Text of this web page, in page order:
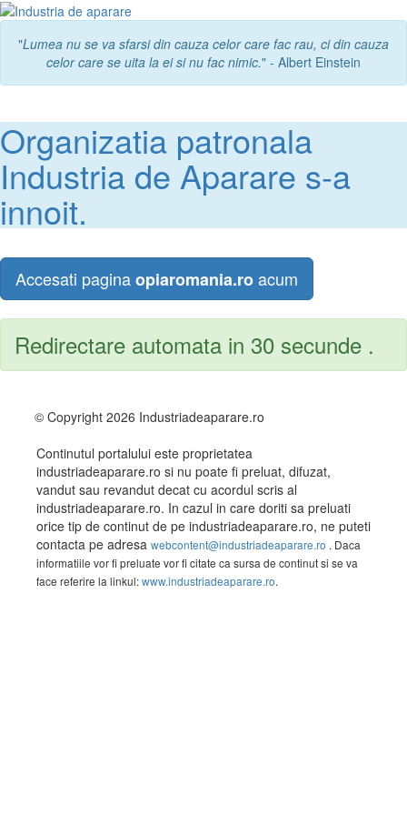
"Lumea nu se va sfarsi din cauza celor care fac rau, ci din cauza
celor care se uita la ei si nu fac nimic." - Albert Einstein
Organizatia patronala
Industria de Aparare s-a
innoit.
Accesati paginaopiaromania.roacum
Redirectare automata in 30 secunde .
© Copyright 2026 Industriadeaparare.ro
Continutul portalului este proprietatea
industriadeaparare.ro si nu poate fi preluat, difuzat,
vandut sau revandut decat cu acordul scris al
industriadeaparare.ro. In cazul in care doriti sa preluati
orice tip de continut de pe industriadeaparare.ro, ne puteti
contacta pe adresa webcontent@industriadeaparare.ro . Daca
informatiile vor fi preluate vor fi citate ca sursa de continut si se va
face referire la linkul:www.industriadeaparare.ro.